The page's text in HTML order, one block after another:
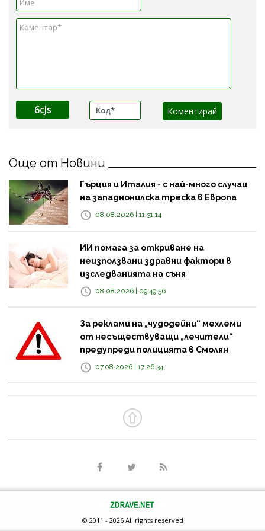
6cJs
Още от Новини
Гърция и Италия - с най-много случаи
на западнонилска треска в Европа
08.08.2026 | 11:31:14
ИИ помага за откриване на
неизползвани здравни фактори в
изследванията на съня
08.08.2026 | 09:49:56
За реклами на „чудодейни“ мехлеми
от несъществуващи „лечители“
предупреди полицията в Смолян
07.08.2026 | 17:26:34
© 2011 - 2026 All rights reserved